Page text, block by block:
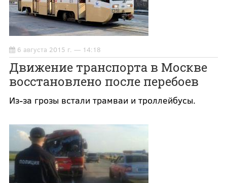
6 августа 2015 г. — 14:18
Движение транспорта в Москве
восстановлено после перебоев
Из-за грозы встали трамваи и троллейбусы.